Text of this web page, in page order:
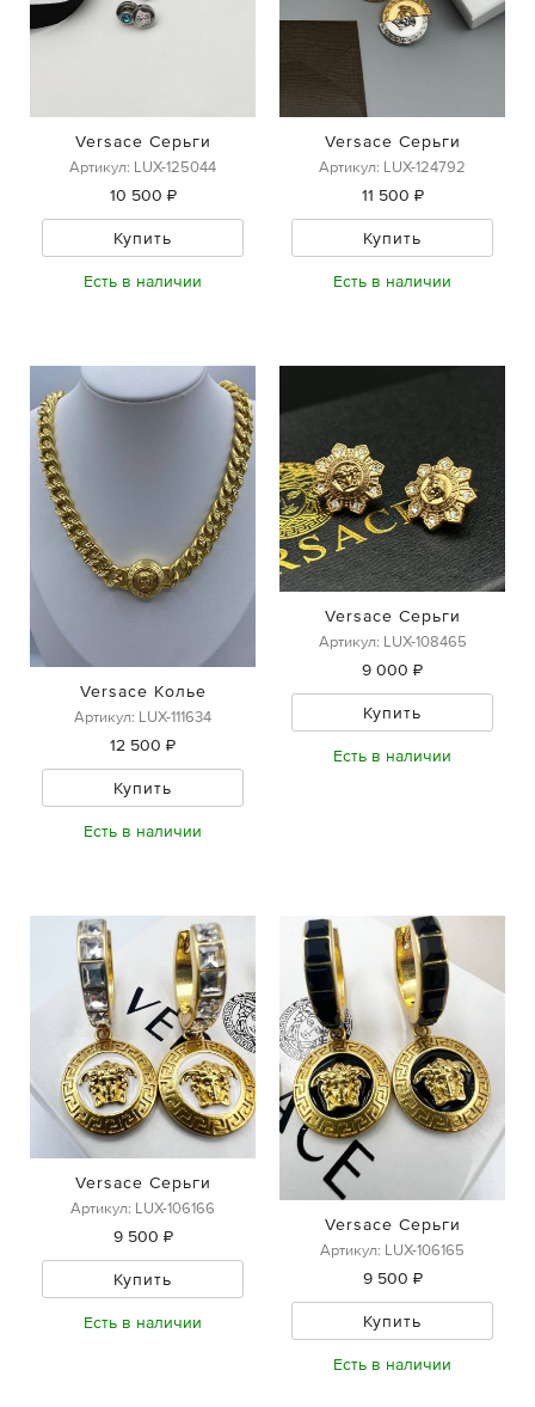
Versace Серьги
Артикул: LUX-125044
10 500 ₽
Купить
Есть в наличии
Versace Серьги
Артикул: LUX-124792
11 500 ₽
Купить
Есть в наличии
Versace Колье
Артикул: LUX-111634
12 500 ₽
Купить
Есть в наличии
Versace Серьги
Артикул: LUX-108465
9 000 ₽
Купить
Есть в наличии
Versace Серьги
Артикул: LUX-106166
9 500 ₽
Купить
Есть в наличии
Versace Серьги
Артикул: LUX-106165
9 500 ₽
Купить
Есть в наличии